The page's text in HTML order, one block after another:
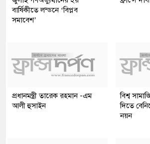
বার্ষিকীতে লন্ডনে ‘বিপ্লব
সমাবেশ’
প্রধানমন্ত্রী তারেক রহমান -এম
আলী হুসাইন
বিশ্ব
দিতে
নয়ন